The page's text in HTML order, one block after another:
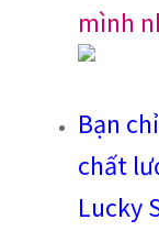
mình
Bạn
chất
Lucky